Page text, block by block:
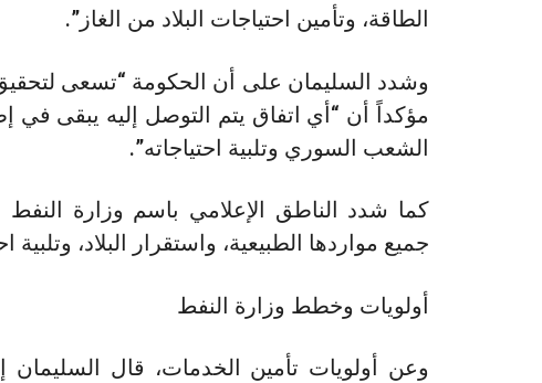
الطاقة، وتأمين احتياجات البلاد من الغاز”.
وشدد السليمان على أن الحكومة “تسعى
مؤكداً أن “أي اتفاق يتم التوصل إليه يبقى في
الشعب السوري وتلبية احتياجاته”.
كما شدد الناطق الإعلامي باسم وزارة
جميع مواردها الطبيعية، واستقرار البلاد،
أولويات وخطط وزارة النفط
وعن أولويات تأمين الخدمات، قال